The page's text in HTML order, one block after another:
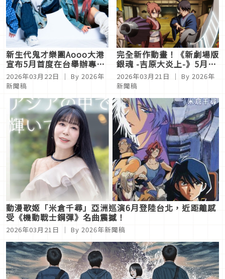
新生代鬼才樂團Aooo大港
宣布5月首度在台舉辦專場
演出！ 3月29日正式售票
2026年03月22日
｜ By 2026年
新聞稿
完全新作動畫！《新劇場版
銀魂 -吉原大炎上-》5月15
日 全台電影院上映
2026年03月21日
｜ By 2026年
新聞稿
動漫歌姬「米倉千尋」亞洲巡演6月登陸台北，近距離感
受《機動戰士鋼彈》名曲震撼！
2026年03月21日 ｜ By 2026年新聞稿